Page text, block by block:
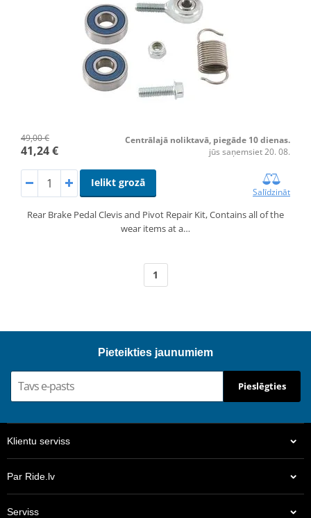
49,00 €
41,24 €
Centrālajā noliktavā, piegāde 10 dienas.
jūs saņemsiet 20. 08.
Ielikt grozā
Salīdzināt
Rear Brake Pedal Clevis and Pivot Repair Kit, Contains all of the
wear items at a…
1
Pieteikties jaunumiem
Pieslēgties
Klientu serviss
Par Ride.lv
Serviss